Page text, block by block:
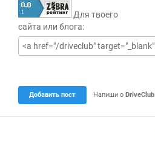
е
к
у
щ
а
я
к
Для твоего
сайта или блога:
Добавить пост Напиши о DriveClub